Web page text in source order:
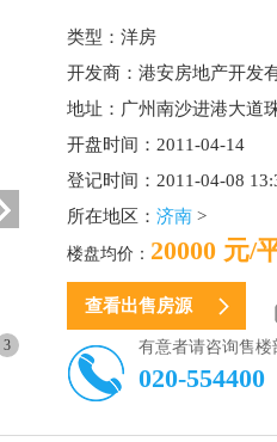
3
类型： 洋房
开发商： 港安房地产开发
地址： 广州南沙进港大道
开盘时间： 2011-04-14
登记时间： 2011-04-08
所在地区： 济南 >
楼盘均价： 20000 元/
查看出售房源
有意者请咨询售楼
020-554400